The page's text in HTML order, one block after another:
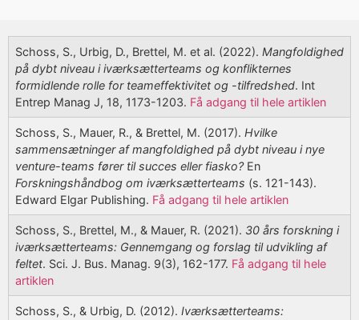
Schoss, S., Urbig, D., Brettel, M. et al. (2022). Mangfoldighed
på dybt niveau i iværksætterteams og konflikternes
formidlende rolle for teameffektivitet og -tilfredshed. Int
Entrep Manag J, 18, 1173-1203. Få adgang til hele artiklen
Schoss, S., Mauer, R., & Brettel, M. (2017). Hvilke
sammensætninger af mangfoldighed på dybt niveau i nye
venture-teams fører til succes eller fiasko?En
Forskningshåndbog om iværksætterteams (s. 121-143).
Edward Elgar Publishing. Få adgang til hele artiklen
Schoss, S., Brettel, M., & Mauer, R. (2021). 30 års forskning i
iværksætterteams: Gennemgang og forslag til udvikling af
feltet. Sci. J. Bus. Manag. 9(3), 162-177. Få adgang til hele
artiklen
Schoss, S., & Urbig, D. (2012). Iværksætterteams: